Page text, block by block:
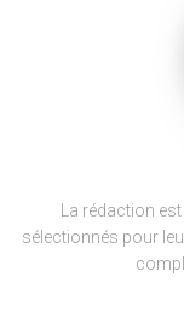
La rédaction
sélectionnés pour